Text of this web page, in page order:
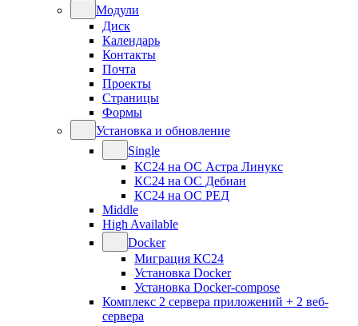
Модули
Диск
Календарь
Контакты
Почта
Проекты
Страницы
Формы
Установка и обновление
Single
КС24 на ОС Астра Линукс
КС24 на ОС Дебиан
КС24 на ОС РЕД
Middle
High Available
Docker
Миграция КС24
Установка Docker
Установка Docker-compose
Комплекс 2 сервера приложений + 2 веб-
сервера